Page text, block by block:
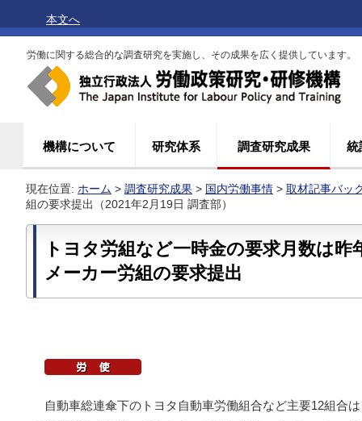
本文へ
労働に関する総合的な調査研究を実施し、その成果を広く提供しています。
機構について 研究体系 調査研究成果 統
現在位置: ホーム > 調査研究成果 > 国内労働事情 > 取材記事バッ
組の要求提出（2021年2月19日 調査部）
トヨタ労組など一時金の要求月数は
メーカー労組の要求提出
自動車総連傘下のトヨタ自動車労働組合など主要12組合